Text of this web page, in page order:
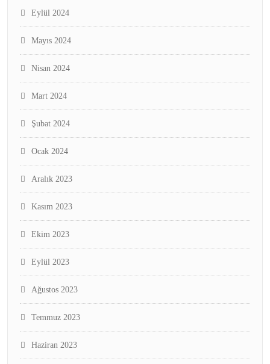
Eylül 2024
Mayıs 2024
Nisan 2024
Mart 2024
Şubat 2024
Ocak 2024
Aralık 2023
Kasım 2023
Ekim 2023
Eylül 2023
Ağustos 2023
Temmuz 2023
Haziran 2023